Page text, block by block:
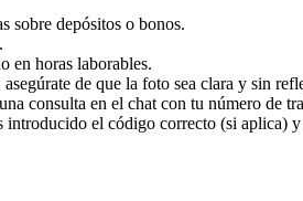
sobre depósitos o bonos.
en horas laborables.
de que la foto sea clara y sin
consulta en el chat con tu número de
el código correcto (si aplica)